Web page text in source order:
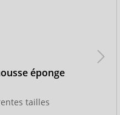
éponge
tailles